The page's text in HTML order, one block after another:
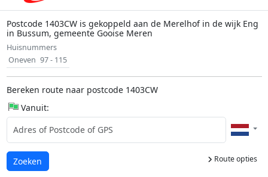
Postcode 1403CW is gekoppeld aan de Merelhof in de wijk Eng
in Bussum, gemeente Gooise Meren
Huisnummers
Oneven 97 - 115
Bereken route naar postcode 1403CW
Vanuit:
Route opties
Laden...
Zoeken